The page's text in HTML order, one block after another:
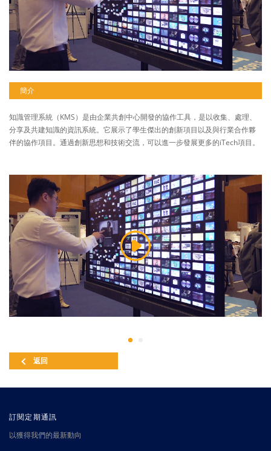
簡介
知識管理系統（KMS）是由企業共創中心開發的協作工具，是以收集、處理、
分享及共建知識的資訊系統。它展示了學生傑出的創新項目以及與行業合作夥
伴的協作項目。通過創新思想和技術交流，可以進一步發展更多的iTech項目。
返回
訂閱定期通訊
以獲得我們的最新動向